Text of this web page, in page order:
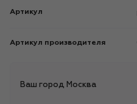
Артикул
Артикул производителя
Ваш город Москва